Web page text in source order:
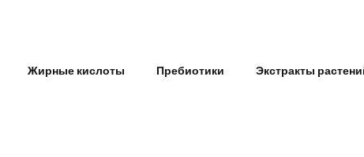
Жирные кислоты Пребиотики Экстракты